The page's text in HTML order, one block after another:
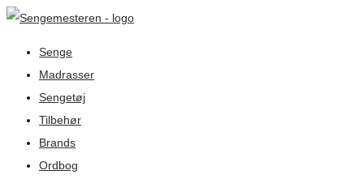
Senge
Madrasser
Sengetøj
Tilbehør
Brands
Ordbog